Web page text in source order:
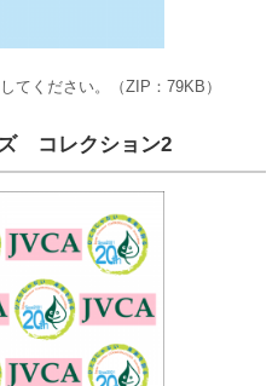
てください。（ZIP：79KB）
コレクション2